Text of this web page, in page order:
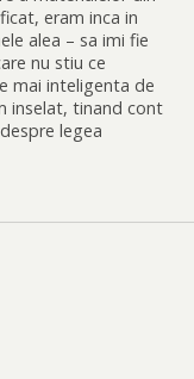
eram inca in
alea – sa imi fie
nu stiu ce
mai inteligenta de
inselat, tinand cont
legea